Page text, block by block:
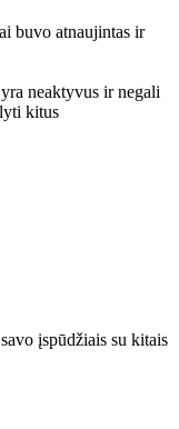
buvo atnaujintas ir
neaktyvus ir negali
kitus
įspūdžiais su kitais